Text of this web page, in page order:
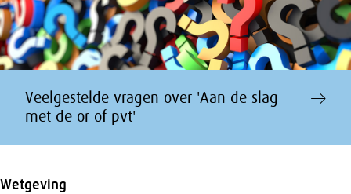
Veelgestelde vragen over 'Aan de slag
met de or of pvt'
Wetgeving